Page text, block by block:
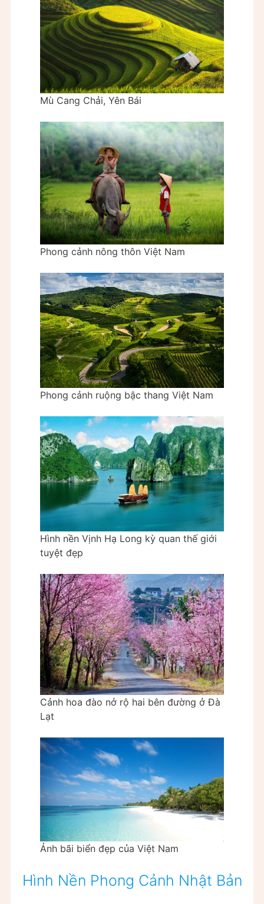
Mù Cang Chải, Yên Bái
Phong cảnh nông thôn Việt Nam
Phong cảnh ruộng bậc thang Việt Nam
Hình nền Vịnh Hạ Long kỳ quan thế giới
tuyệt đẹp
Cảnh hoa đào nở rộ hai bên đường ở Đà
Lạt
Ảnh bãi biển đẹp của Việt Nam
Hình Nền Phong Cảnh Nhật Bản